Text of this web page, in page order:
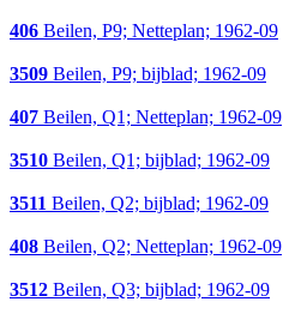
406 Beilen, P9; Netteplan; 1962-09
3509 Beilen, P9; bijblad; 1962-09
407 Beilen, Q1; Netteplan; 1962-09
3510 Beilen, Q1; bijblad; 1962-09
3511 Beilen, Q2; bijblad; 1962-09
408 Beilen, Q2; Netteplan; 1962-09
3512 Beilen, Q3; bijblad; 1962-09